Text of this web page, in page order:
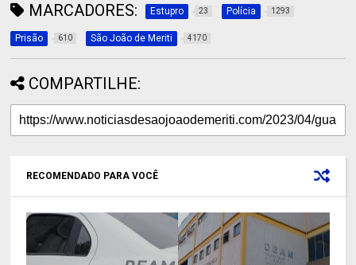
MARCADORES: Estupro 23 Polícia 1293
Prisão 610 São João de Meriti 4170
COMPARTILHE:
RECOMENDADO PARA VOCÊ